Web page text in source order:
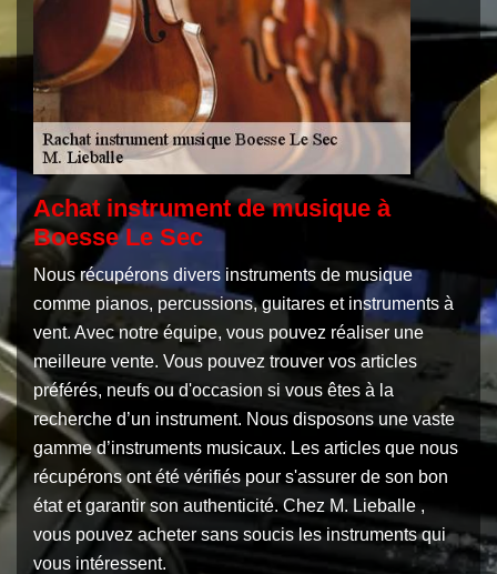
Achat instrument de musique à
Boesse Le Sec
Nous récupérons divers instruments de musique
comme pianos, percussions, guitares et instruments à
vent. Avec notre équipe, vous pouvez réaliser une
meilleure vente. Vous pouvez trouver vos articles
préférés, neufs ou d'occasion si vous êtes à la
recherche d’un instrument. Nous disposons une vaste
gamme d’instruments musicaux. Les articles que nous
récupérons ont été vérifiés pour s'assurer de son bon
état et garantir son authenticité. Chez M. Lieballe ,
vous pouvez acheter sans soucis les instruments qui
vous intéressent.